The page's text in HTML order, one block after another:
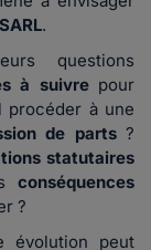
SARL.
questions
à suivrepour
procéder à une
de parts?
statutaires
conséquences
?
évolution peut